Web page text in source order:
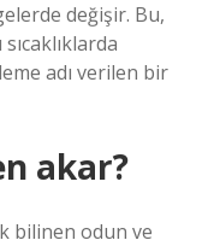
değişir. Bu,
adı verilen bir
akar?
bilinen odun ve